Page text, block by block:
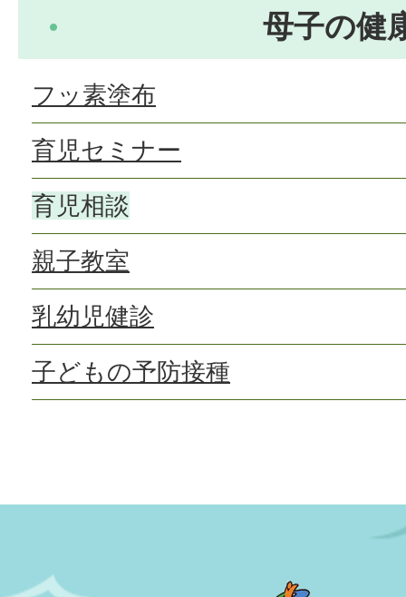
母子の健
フッ素塗布
育児セミナー
育児相談
親子教室
乳幼児健診
子どもの予防接種